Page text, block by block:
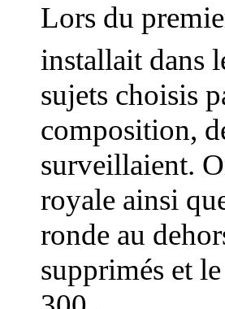
Lors du
installait dans
sujets choisis
composition,
surveillaient.
royale ainsi
ronde au
supprimés et